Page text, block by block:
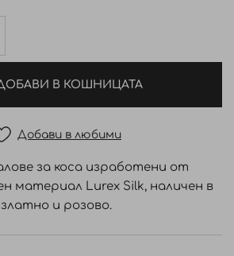
В КОШНИЦАТА
Добави в любими
за коса изработени от
материал Lurex Silk, наличен в
златно и розово.